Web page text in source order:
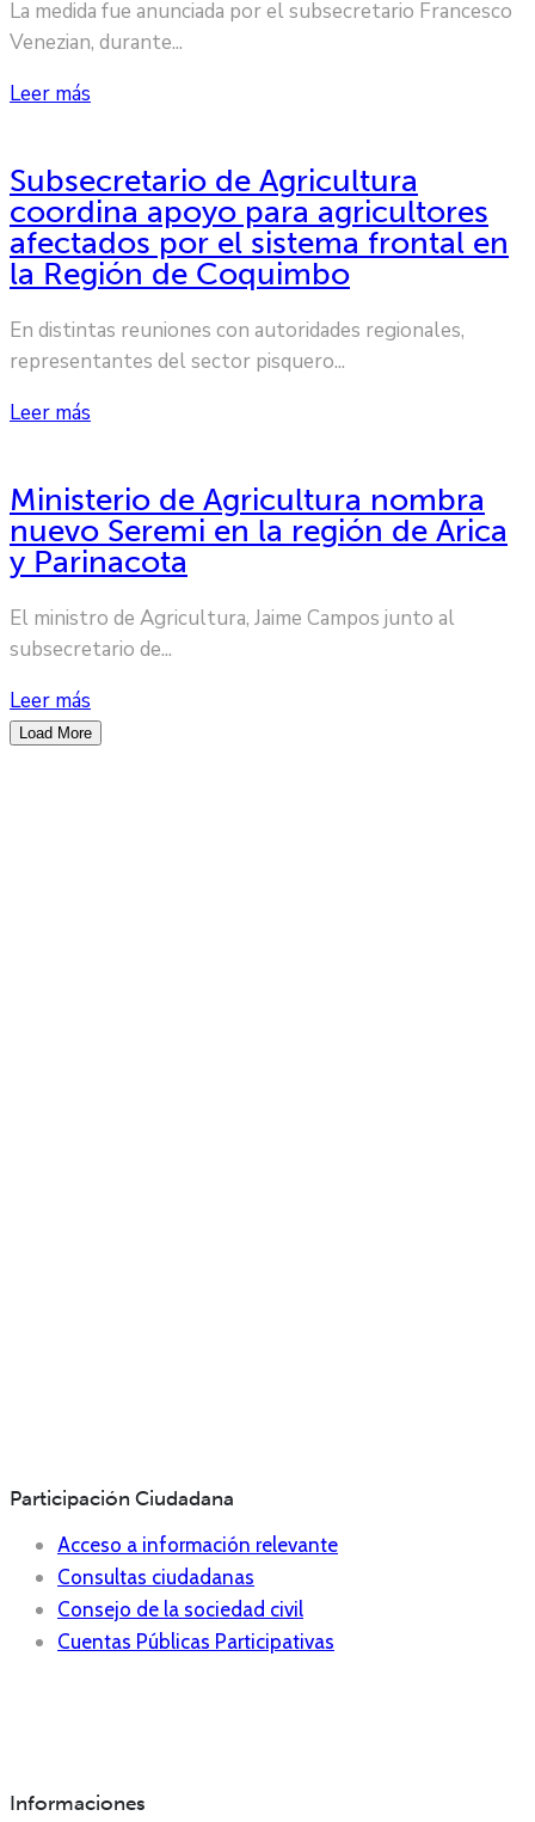
La medida fue anunciada por el subsecretario Francesco
Venezian, durante...
Leer más
Subsecretario de Agricultura
coordina apoyo para agricultores
afectados por el sistema frontal en
la Región de Coquimbo
En distintas reuniones con autoridades regionales,
representantes del sector pisquero...
Leer más
Ministerio de Agricultura nombra
nuevo Seremi en la región de Arica
y Parinacota
El ministro de Agricultura, Jaime Campos junto al
subsecretario de...
Leer más
Load More
Participación Ciudadana
Acceso a información relevante
Consultas ciudadanas
Consejo de la sociedad civil
Cuentas Públicas Participativas
Informaciones